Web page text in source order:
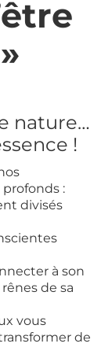
nature…
!
:
divisés
à son
de sa
vous
de